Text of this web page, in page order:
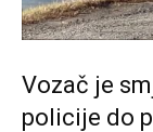
Vozač je
policije do